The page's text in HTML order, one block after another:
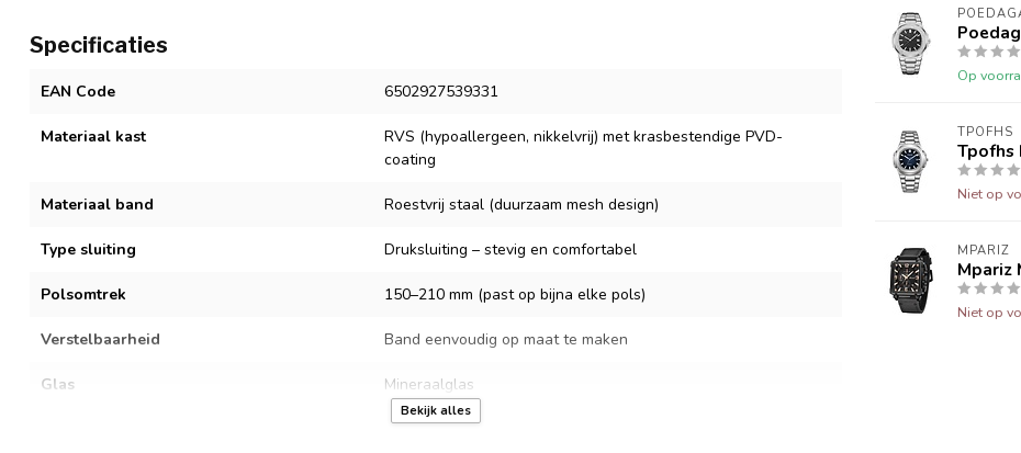
Specificaties
EAN Code 6502927539331
Materiaal kast
RVS (hypoallergeen, nikkelvrij) met krasbestendige PVD-
coating
Materiaal band Roestvrij staal (duurzaam mesh design)
Type sluiting Druksluiting – stevig en comfortabel
Polsomtrek 150–210 mm (past op bijna elke pols)
Verstelbaarheid Band eenvoudig op maat te maken
Glas Mineraalglas
Quartz
Bekijk alles
Op
TPOFHS
Tpofhs
Niet op
MPARIZ
Mpariz
Niet op